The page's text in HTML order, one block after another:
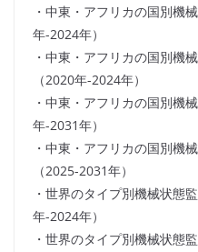
・中東・アフリカの国別機
年-2024年）
・中東・アフリカの国別機
（2020年-2024年）
・中東・アフリカの国別機
年-2031年）
・中東・アフリカの国別機
（2025-2031年）
・世界のタイプ別機械状態
年-2024年）
・世界のタイプ別機械状態